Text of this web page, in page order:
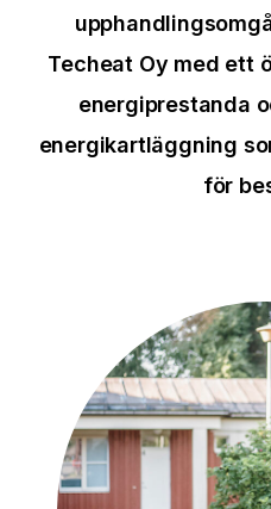
Techeat Oy med ett
energiprestanda
energikartläggning
för